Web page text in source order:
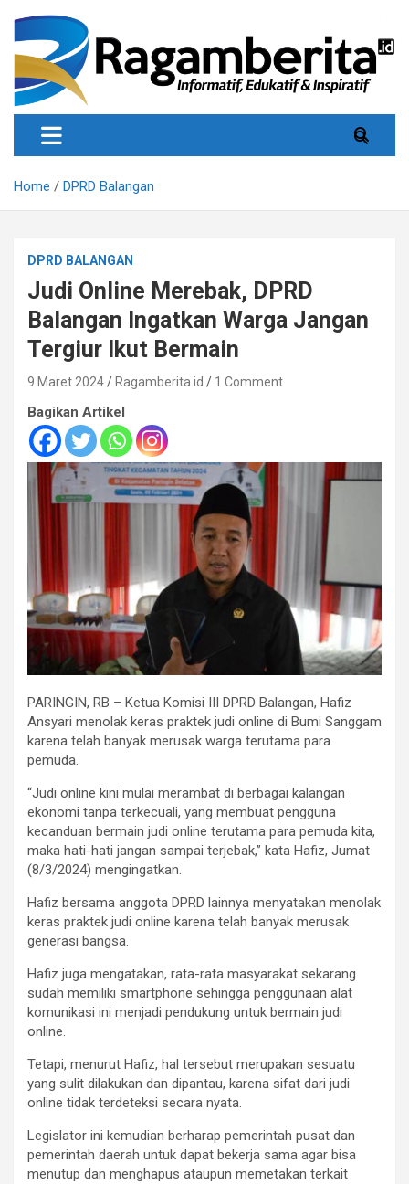
content
Ragamberita
Informatif, Edukatif & Inpiratif
Home DPRD Balangan
DPRD BALANGAN
Judi Online Merebak, DPRD
Balangan Ingatkan Warga Jangan
Tergiur Ikut Bermain
9 Maret 2024 Ragamberita.id 1 Comment
Bagikan Artikel
PARINGIN, RB – Ketua Komisi III DPRD Balangan, Hafiz
Ansyari menolak keras praktek judi online di Bumi Sanggam
karena telah banyak merusak warga terutama para
pemuda.
“Judi online kini mulai merambat di berbagai kalangan
ekonomi tanpa terkecuali, yang membuat pengguna
kecanduan bermain judi online terutama para pemuda kita,
maka hati-hati jangan sampai terjebak,” kata Hafiz, Jumat
(8/3/2024) mengingatkan.
Hafiz bersama anggota DPRD lainnya menyatakan menolak
keras praktek judi online karena telah banyak merusak
generasi bangsa.
Hafiz juga mengatakan, rata-rata masyarakat sekarang
sudah memiliki smartphone sehingga penggunaan alat
komunikasi ini menjadi pendukung untuk bermain judi
online.
Tetapi, menurut Hafiz, hal tersebut merupakan sesuatu
yang sulit dilakukan dan dipantau, karena sifat dari judi
online tidak terdeteksi secara nyata.
Legislator ini kemudian berharap pemerintah pusat dan
pemerintah daerah untuk dapat bekerja sama agar bisa
menutup dan menghapus ataupun memetakan terkait